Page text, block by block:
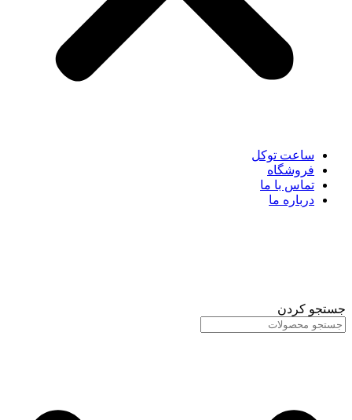
ساعت توکل
فروشگاه
تماس با ما
درباره ما
جستجو کردن